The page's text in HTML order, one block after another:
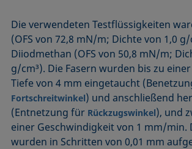
Die verwendeten Testflüssigkeiten
(OFS von 72,8 mN/m; Dichte von 1,0
Diiodmethan (OFS von 50,8 mN/m;
g/cm³). Die Fasern wurden bis zu
Tiefe von 4 mm eingetaucht
Fortschreitwinkel) und anschließend
(Entnetzung für Rückzugswinkel), und
einer Geschwindigkeit von 1 mm/min.
wurden in Schritten von 0,01 mm